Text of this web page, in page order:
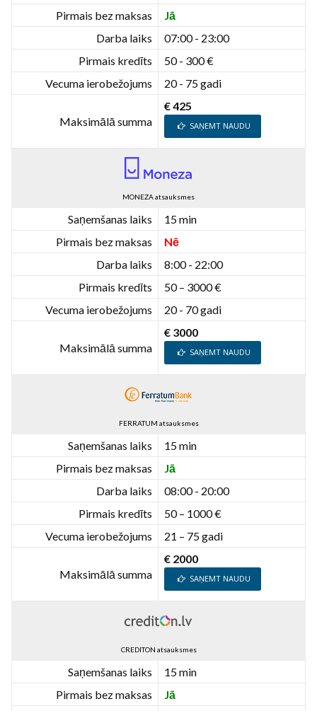
Pirmais bez maksas
Jā
Darba laiks
07:00 - 23:00
Pirmais kredīts
50 - 300 €
Vecuma ierobežojums
20 - 75 gadi
Maksimālā summa
€ 425
SAŅEMT NAUDU
MONEZA atsauksmes
Saņemšanas laiks
15 min
Pirmais bez maksas
Nē
Darba laiks
8:00 - 22:00
Pirmais kredīts
50 – 3000 €
Vecuma ierobežojums
20 - 70 gadi
Maksimālā summa
€ 3000
SAŅEMT NAUDU
FERRATUM atsauksmes
Saņemšanas laiks
15 min
Pirmais bez maksas
Jā
Darba laiks
08:00 - 20:00
Pirmais kredīts
50 – 1000 €
Vecuma ierobežojums
21 – 75 gadi
Maksimālā summa
€ 2000
SAŅEMT NAUDU
CREDITON atsauksmes
Saņemšanas laiks
15 min
Pirmais bez maksas
Jā